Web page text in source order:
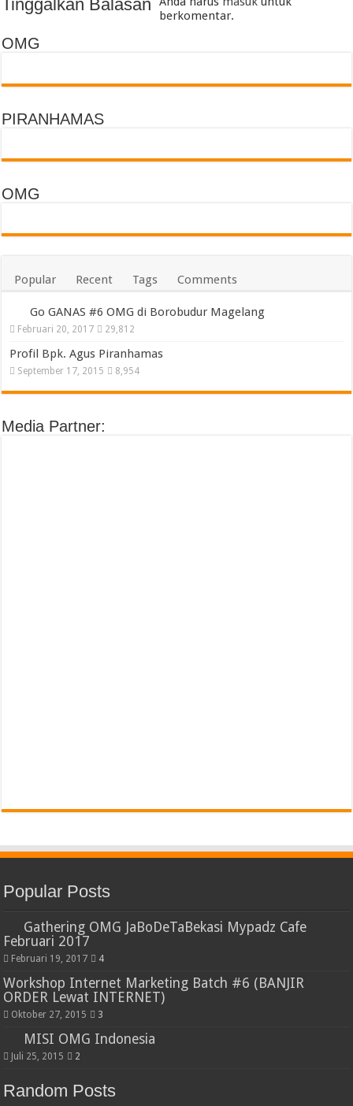
Tinggalkan Balasan
berkomentar.
OMG
PIRANHAMAS
OMG
Popular Recent Tags Comments
Go GANAS #6 OMG di Borobudur Magelang
Februari 20, 2017 29,812
Profil Bpk. Agus Piranhamas
September 17, 2015 8,954
Media Partner:
Popular Posts
Gathering OMG JaBoDeTaBekasi Mypadz Cafe
Februari 2017
Februari 19, 2017 4
Workshop Internet Marketing Batch #6 (BANJIR
ORDER Lewat INTERNET)
Oktober 27, 2015 3
MISI OMG Indonesia
Juli 25, 2015 2
Random Posts